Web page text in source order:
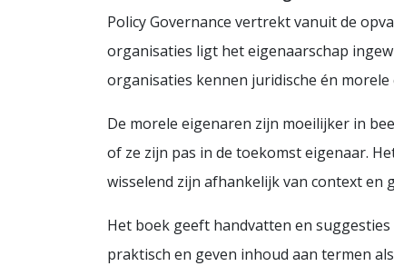
Policy Governance vertrekt vanuit de
organisaties ligt het eigenaarschap
organisaties kennen juridische én morele
De morele eigenaren zijn moeilijker in
of ze zijn pas in de toekomst eigenaar.
wisselend zijn afhankelijk van context en
Het boek geeft handvatten en
praktisch en geven inhoud aan termen